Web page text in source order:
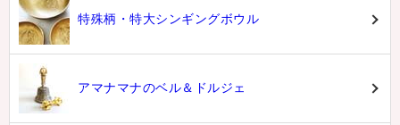
特殊柄・特大シンギングボウル
アマナマナのベル＆ドルジェ